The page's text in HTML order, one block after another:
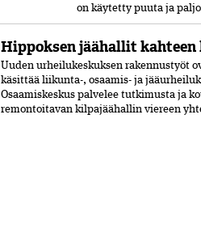
on käytetty puuta ja
Hippoksen jäähallit kahteen
Uuden urheilukeskuksen rakennustyöt
käsittää liikunta-, osaamis- ja
Osaamiskeskus palvelee tutkimusta ja
remontoitavan kilpajäähallin viereen